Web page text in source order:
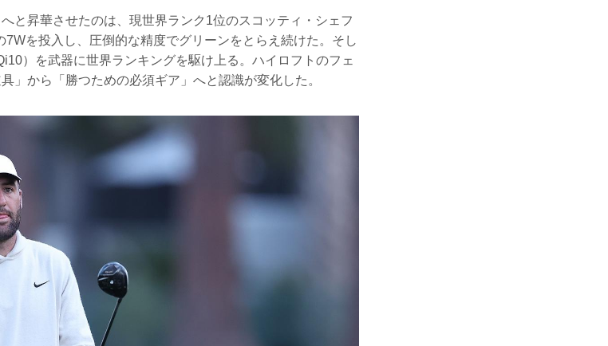
と昇華させたのは、現世界ランク1位のスコッティ・シェフ
を投入し、圧倒的な精度でグリーンをとらえ続けた。そし
）を武器に世界ランキングを駆け上る。ハイロフトのフェ
」から「勝つための必須ギア」へと認識が変化した。